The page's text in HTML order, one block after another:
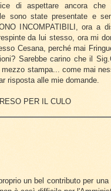
di aspettare ancora che
sono state presentate e
INCOMPATIBILI, ora a
da lui stesso, ora mi
Cesana, perché mai
Sarebbe carino che il
stampa... come mai
risposta alle mie domande.
PER IL CULO
un bel contributo per